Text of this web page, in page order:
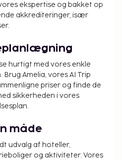
ekspertise og bakket op
akkrediteringer, især
hurtigt med vores enkle
Brug Amelia, vores AI Trip
priser og finde de
sikkerheden i vores
måde
udvalg af hoteller,
og aktiviteter. Vores